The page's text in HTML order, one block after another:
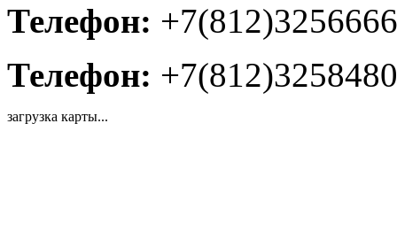
Телефон: +7(812)3256666
Телефон: +7(812)3258480
загрузка карты...